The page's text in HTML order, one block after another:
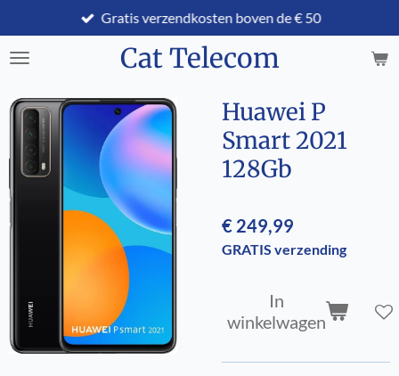
direct
naar
hoofdinhoud
Cat Telecom
Gratis verzendkosten boven de € 50
Huawei P
Smart 2021
128Gb
€ 249,99
GRATIS verzending
In
winkelwagen